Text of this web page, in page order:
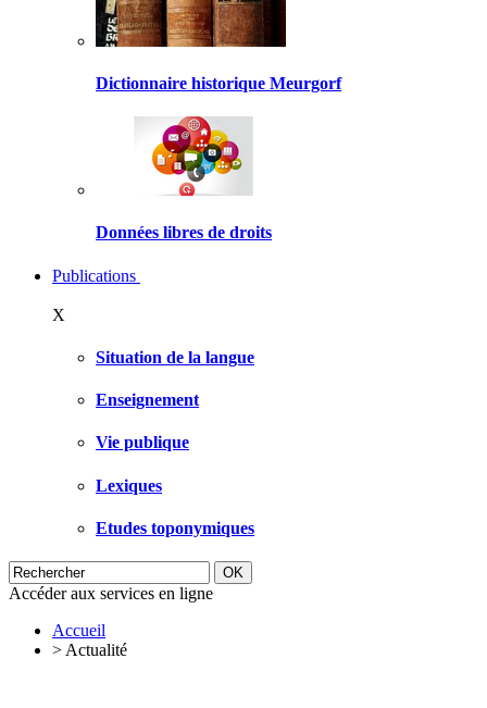
Dictionnaire historique Meurgorf
Données libres de droits
Publications
X
Situation de la langue
Enseignement
Vie publique
Lexiques
Etudes toponymiques
Accéder aux services en ligne
Accueil
> Actualité